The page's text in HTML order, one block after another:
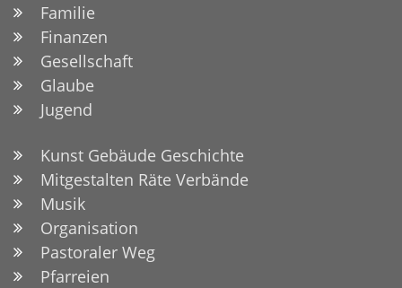
Familie
Finanzen
Gesellschaft
Glaube
Jugend
Kunst Gebäude Geschichte
Mitgestalten Räte Verbände
Musik
Organisation
Pastoraler Weg
Pfarreien